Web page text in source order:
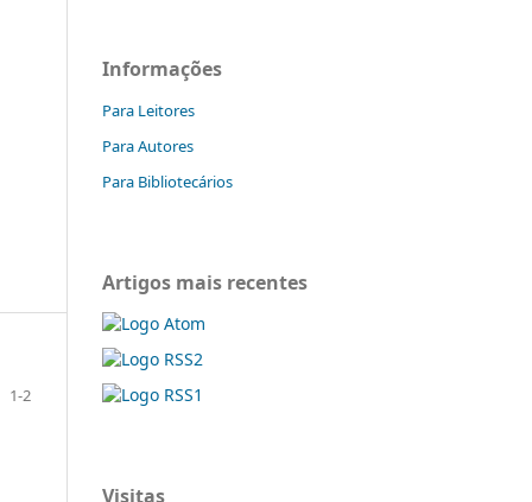
1-2
Informações
Para Leitores
Para Autores
Para Bibliotecários
Artigos mais recentes
Visitas